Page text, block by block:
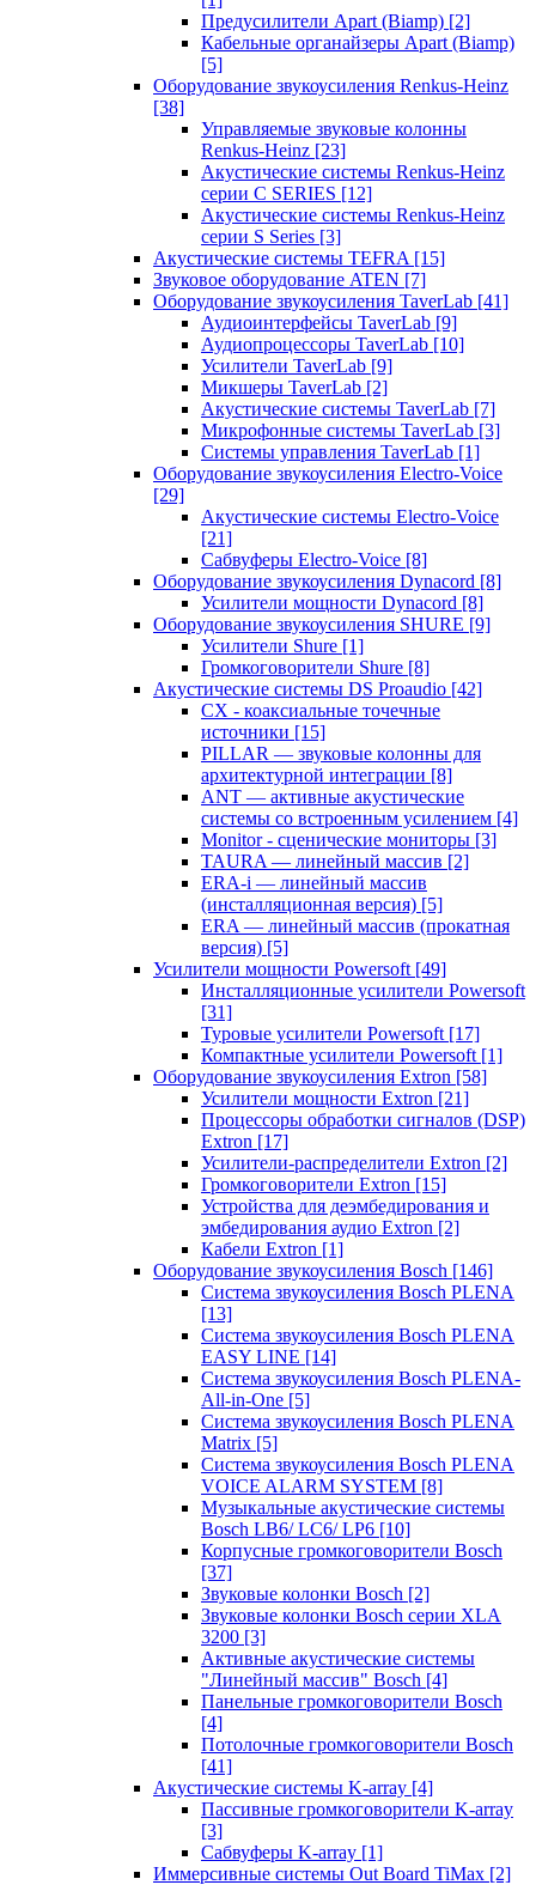
Предусилители Apart (Biamp) [2]
Кабельные органайзеры Apart (Biamp)
[5]
Оборудование звукоусиления Renkus-Heinz
[38]
Управляемые звуковые колонны
Renkus-Heinz [23]
Акустические системы Renkus-Heinz
серии C SERIES [12]
Акустические системы Renkus-Heinz
серии S Series [3]
Акустические системы TEFRA [15]
Звуковое оборудование ATEN [7]
Оборудование звукоусиления TaverLab [41]
Аудиоинтерфейсы TaverLab [9]
Аудиопроцессоры TaverLab [10]
Усилители TaverLab [9]
Микшеры TaverLab [2]
Акустические системы TaverLab [7]
Микрофонные системы TaverLab [3]
Системы управления TaverLab [1]
Оборудование звукоусиления Electro-Voice
[29]
Акустические системы Electro-Voice
[21]
Сабвуферы Electro-Voice [8]
Оборудование звукоусиления Dynacord [8]
Усилители мощности Dynacord [8]
Оборудование звукоусиления SHURE [9]
Усилители Shure [1]
Громкоговорители Shure [8]
Акустические системы DS Proaudio [42]
CX - коаксиальные точечные
источники [15]
PILLAR — звуковые колонны для
архитектурной интеграции [8]
ANT — активные акустические
системы со встроенным усилением [4]
Monitor - сценические мониторы [3]
TAURA — линейный массив [2]
ERA-i — линейный массив
(инсталляционная версия) [5]
ERA — линейный массив (прокатная
версия) [5]
Усилители мощности Powersoft [49]
Инсталляционные усилители Powersoft
[31]
Туровые усилители Powersoft [17]
Компактные усилители Powersoft [1]
Оборудование звукоусиления Extron [58]
Усилители мощности Extron [21]
Процессоры обработки сигналов (DSP)
Extron [17]
Усилители-распределители Extron [2]
Громкоговорители Extron [15]
Устройства для деэмбедирования и
эмбедирования аудио Extron [2]
Кабели Extron [1]
Оборудование звукоусиления Bosch [146]
Система звукоусиления Bosch PLENA
[13]
Система звукоусиления Bosch PLENA
EASY LINE [14]
Система звукоусиления Bosch PLENA-
All-in-One [5]
Система звукоусиления Bosch PLENA
Matrix [5]
Система звукоусиления Bosch PLENA
VOICE ALARM SYSTEM [8]
Музыкальные акустические системы
Bosch LB6/ LC6/ LP6 [10]
Корпусные громкоговорители Bosch
[37]
Звуковые колонки Bosch [2]
Звуковые колонки Bosch серии XLA
3200 [3]
Активные акустические системы
"Линейный массив" Bosch [4]
Панельные громкоговорители Bosch
[4]
Потолочные громкоговорители Bosch
[41]
Акустические системы K-array [4]
Пассивные громкоговорители K-array
[3]
Сабвуферы K-array [1]
Иммерсивные системы Out Board TiMax [2]